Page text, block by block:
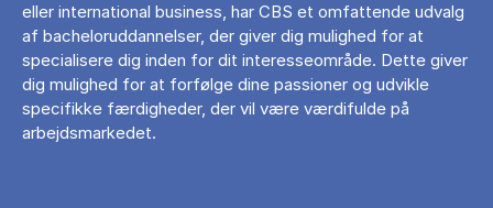
eller international business, har CBS et omfattende udvalg
af bacheloruddannelser, der giver dig mulighed for at
specialisere dig inden for dit interesseområde. Dette giver
dig mulighed for at forfølge dine passioner og udvikle
specifikke færdigheder, der vil være værdifulde på
arbejdsmarkedet.